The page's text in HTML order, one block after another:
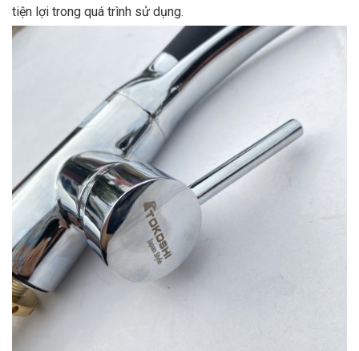
tiện lợi trong quá trình sử dụng.